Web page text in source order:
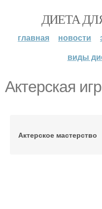
ДИЕТА
главная новости
виды
Актерская
Актерское мастерство